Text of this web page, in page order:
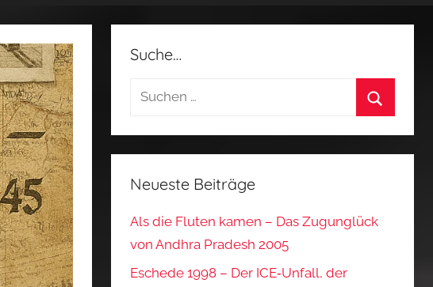
Suche…
Suchen
Neueste Beiträge
Als die Fluten kamen – Das Zugunglück
von Andhra Pradesh 2005
Eschede 1998 – Der ICE‑Unfall, der